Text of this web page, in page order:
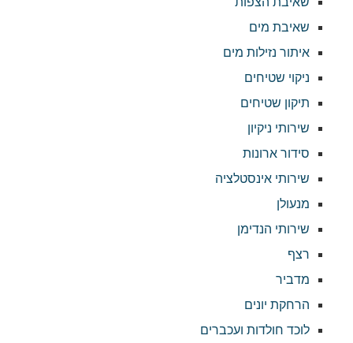
שאיבת מים
איתור נזילות מים
ניקוי שטיחים
תיקון שטיחים
שירותי ניקיון
סידור ארונות
שירותי אינסטלציה
מנעולן
שירותי הנדימן
רצף
מדביר
הרחקת יונים
לוכד חולדות ועכברים